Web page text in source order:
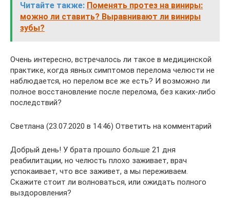
Читайте также: Поменять протез на виниры:
можно ли ставить? Выравнивают ли виниры
зубы?
Очень интересно, встречалось ли такое в медицинской
практике, когда явных симптомов перелома челюсти не
наблюдается, но перелом все же есть? И возможно ли
полное восстановление после перелома, без каких-либо
последствий?
Светлана (23.07.2020 в 14:46) Ответить на комментарий
Добрый день! У брата прошло больше 21 дня
реабилитации, но челюсть плохо заживает, врач
успокаивает, что все заживет, а мы переживаем.
Скажите стоит ли волноваться, или ожидать полного
выздоровления?